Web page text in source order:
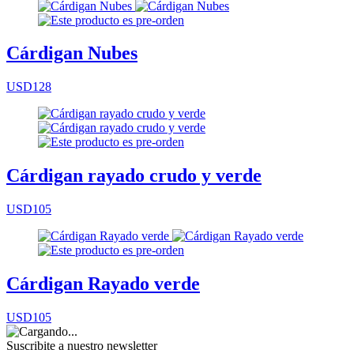
Cárdigan Nubes
USD128
Cárdigan rayado crudo y verde
USD105
Cárdigan Rayado verde
USD105
Suscribite a nuestro newsletter